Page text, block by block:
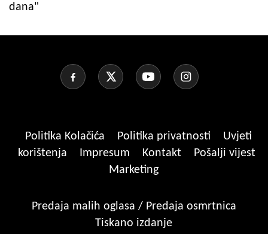
dana"
Politika Kolačića Politika privatnosti
Uvjeti
korištenja
Impresum Kontakt
Pošalji vijest
Marketing
Predaja malih oglasa / Predaja osmrtnica
Tiskano izdanje